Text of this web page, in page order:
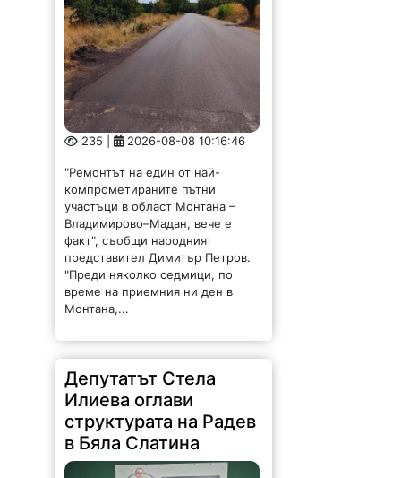
2026-08-08 10:16:46
"Ремонтът на един от най-
компрометираните пътни
Владимирово–Мадан, вече е
факт", съобщи народният
представител Димитър Петров.
"Преди няколко седмици, по
време на приемния ни ден в
Монтана,...
Илиева оглави
структурата на Радев
в Бяла Слатина